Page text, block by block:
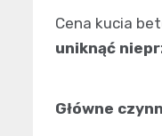
Cena kucia
uniknąć
Główne